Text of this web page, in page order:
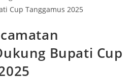
Bupati Cup